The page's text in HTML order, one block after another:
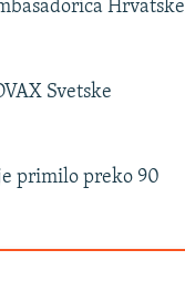
Hrvatske
Svetske
primilo preko 90